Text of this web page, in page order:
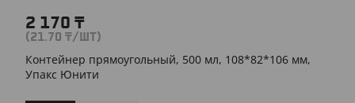
2 170 ₸
(21.70 ₸/ШТ)
Контейнер прямоугольный, 500 мл, 108*82*106 мм,
Упакс Юнити